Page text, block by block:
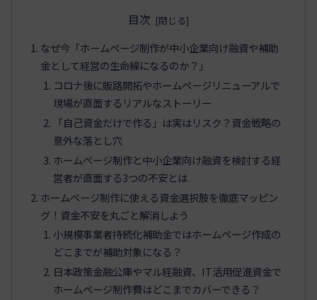
目次
なぜ今「ホームページ制作が中小企業向け融資や補助
金として経営の生命線になるのか？」
コロナ後に販路開拓やホームページリニューアルで
現場が直面するリアルなストーリー
「自己資金だけで作る」は実はリスク？資金戦略の
意外な落とし穴
ホームページ制作と中小企業向け融資を検討する経
営者が直面する3つの不安とは
ホームページ制作に使える資金選択肢を徹底マッピン
グ！資金不安を丸ごと解消しよう
小規模事業者持続化補助金ではホームページ作成の
どこまでが補助対象になる？
日本政策金融公庫やマル経融資、IT活用促進資金で
ホームページ制作費はどこまでカバーできる？